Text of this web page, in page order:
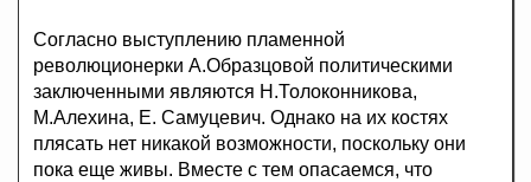
Согласно выступлению пламенной
революционерки А.Образцовой политическими
заключенными являются Н.Толоконникова,
М.Алехина, Е. Самуцевич. Однако на их костях
плясать нет никакой возможности, поскольку они
пока еще живы. Вместе с тем опасаемся, что